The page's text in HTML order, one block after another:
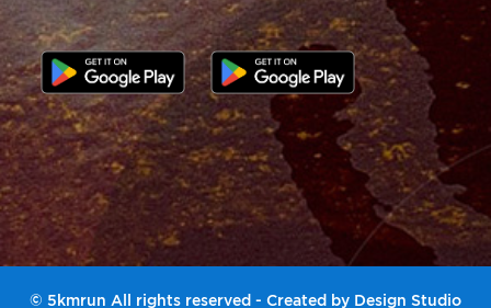
© 5kmrun All rights reserved - Created by Design Studio